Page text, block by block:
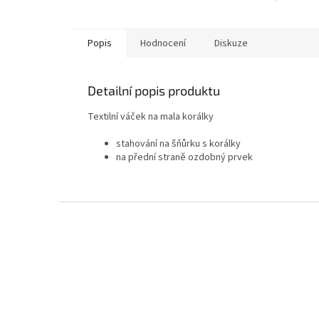
Popis Hodnocení Diskuze
Detailní popis produktu
Textilní váček na mala korálky
stahování na šňůrku s korálky
na přední straně ozdobný prvek